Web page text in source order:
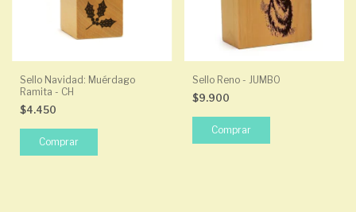
Sello Navidad: Muérdago
Ramita - CH
$4.450
Sello Reno - JUMBO
$9.900